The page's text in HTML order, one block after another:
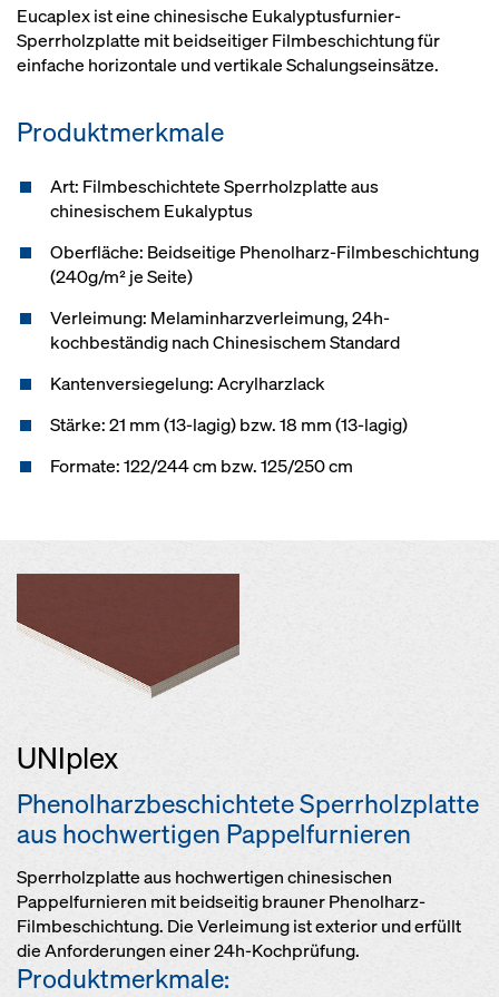
Eucaplex ist eine chinesische Eukalyptusfurnier-
Sperrholzplatte mit beidseitiger Filmbeschichtung für
einfache horizontale und vertikale Schalungseinsätze.
Produktmerkmale
Art: Filmbeschichtete Sperrholzplatte aus
chinesischem Eukalyptus
Oberfläche: Beidseitige Phenolharz-Filmbeschichtung
(240g/m² je Seite)
Verleimung: Melaminharzverleimung, 24h-
kochbeständig nach Chinesischem Standard
Kantenversiegelung: Acrylharzlack
Stärke: 21 mm (13-lagig) bzw. 18 mm (13-lagig)
Formate: 122/244 cm bzw. 125/250 cm
UNIplex
Phenolharzbeschichtete Sperrholzplatte
aus hochwertigen Pappelfurnieren
Sperrholzplatte aus hochwertigen chinesischen
Pappelfurnieren mit beidseitig brauner Phenolharz-
Filmbeschichtung. Die Verleimung ist exterior und erfüllt
die Anforderungen einer 24h-Kochprüfung.
Produktmerkmale: